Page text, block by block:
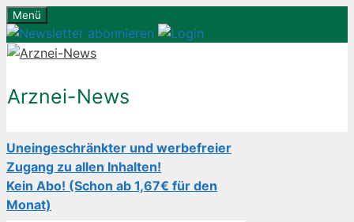
Zum
Inhalt
springen
Menü
Arznei-News
Uneingeschränkter und werbefreier
Zugang zu allen Inhalten!
Kein Abo! (Schon ab 1,67€ für den
Monat)